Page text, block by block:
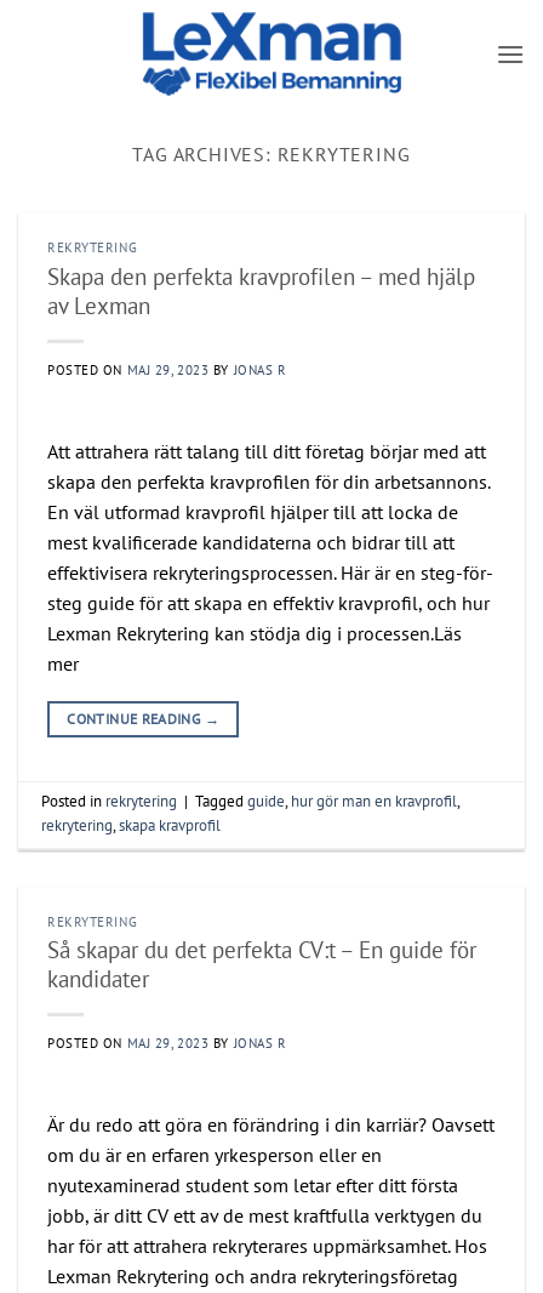
TAG ARCHIVES: REKRYTERING
REKRYTERING
Skapa den perfekta kravprofilen – med hjälp
av Lexman
POSTED ON MAJ 29, 2023 BY JONAS R
Att attrahera rätt talang till ditt företag börjar med att
skapa den perfekta kravprofilen för din arbetsannons.
En väl utformad kravprofil hjälper till att locka de
mest kvalificerade kandidaterna och bidrar till att
effektivisera rekryteringsprocessen. Här är en steg-för-
steg guide för att skapa en effektiv kravprofil, och hur
Lexman Rekrytering kan stödja dig i processen.Läs
mer
CONTINUE READING →
Posted in rekrytering | Taggedguide,hur gör man en kravprofil,
rekrytering,skapa kravprofil
REKRYTERING
Så skapar du det perfekta CV:t – En guide för
kandidater
POSTED ON MAJ 29, 2023 BYJONAS R
Är du redo att göra en förändring i din karriär? Oavsett
om du är en erfaren yrkesperson eller en
nyutexaminerad student som letar efter ditt första
jobb, är ditt CV ett av de mest kraftfulla verktygen du
har för att attrahera rekryterares uppmärksamhet. Hos
Lexman Rekrytering och andra rekryteringsföretag